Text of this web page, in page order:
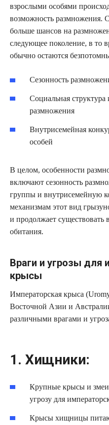
взрослыми особями
возможность размножения.
больше шансов на
следующее поколение, в то
обычно остаются
Сезонность
Социальная структура
размножения
Внутрисемейная
особей
В целом, особенности
включают сезонность
группы и внутрисемейную
механизмам этот вид
и продолжает существовать
обитания.
Враги и угрозы для
крысы
Императорская крыса
Восточной Азии и
различными врагами и
1. Хищники:
Крупные крысы и
угрозу для
Крысы хищницы